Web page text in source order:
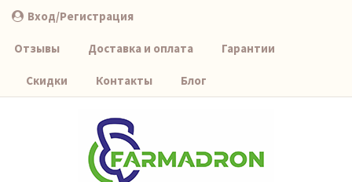
Вход/Регистрация
Отзывы Доставка и оплата Гарантии
Скидки Контакты Блог